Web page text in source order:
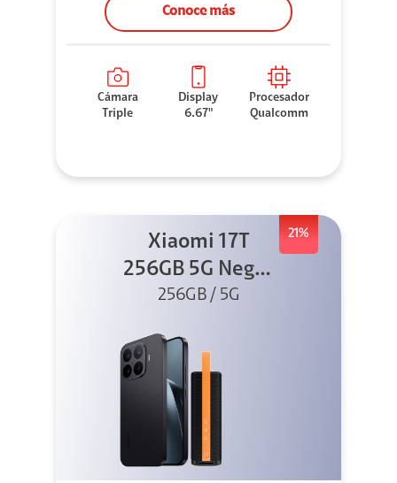
Conoce más
Cámara
Triple
Display
6.67"
Procesador
Qualcomm
21%
Xiaomi 17T
256GB 5G Negro
+ Sound
256GB / 5G